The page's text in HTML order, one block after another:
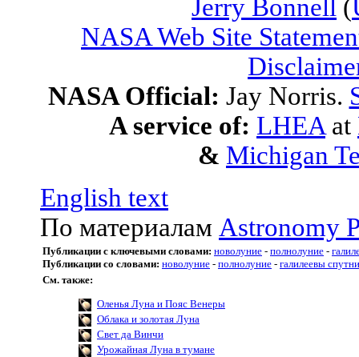
Jerry Bonnell (
NASA Web Site
NASA Official: Jay Norris.
A service of: LHEA at
& Michigan
English text
По материалам Astronomy
Публикации с ключевыми словами: новолуние - полнолуние -
Публикации со словами: новолуние - полнолуние - галилеевы
См. также:
Оленья Луна и Пояс Венеры
Облака и золотая Луна
Свет да Винчи
Урожайная Луна в тумане